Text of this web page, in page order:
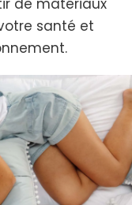
santé et